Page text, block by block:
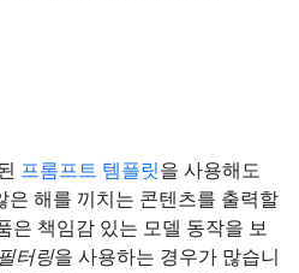
프롬프트 템플릿을 사용해도
은 해를 끼치는 콘텐츠를 출력할
은 책임감 있는 모델 동작을 보
터링을 사용하는 경우가 많습니